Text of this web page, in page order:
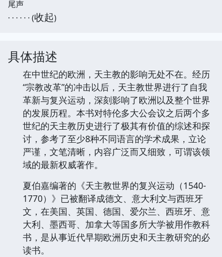
尾声
· · · · · · (收起)
具体描述
在中世纪的欧洲，天主教的影响无处不在。经历
“宗教改革”的冲击以后，天主教世界进行了自我
革新与复兴运动，深刻影响了欧洲以及整个世界
的发展历程。本书对特伦多大公会议之后两个多
世纪的天主教历史进行了极其有价值的综述和探
讨，参考了至少8种不同语言的学术成果，立论
严谨，文笔清晰，内容广泛而又细致，可谓该领
域的最新权威著作。
夏伯嘉编著的《天主教世界的复兴运动（1540-
1770）》已被翻译成德文、意大利文与西班牙
文，在美国、英国、德国、爱尔兰、西班牙、意
大利、墨西哥、加拿大等国多所大学被用作教科
书，是从事近代早期欧洲历史和天主教研究的必
读书。